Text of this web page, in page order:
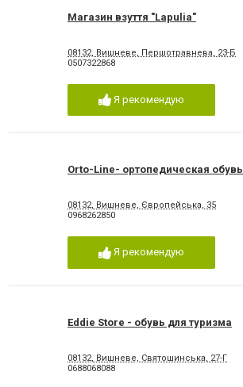
Магазин взуття "Lapulia"
08132, Вишневе, Першотравнева, 23-Б
0507322868
Я рекомендую
Orto-Line- ортопедическая обувь
08132, Вишневе, Європейська, 35
0968262850
Я рекомендую
Eddie Store - обувь для туризма
08132, Вишневе, Святошинська, 27-Г
0688068088